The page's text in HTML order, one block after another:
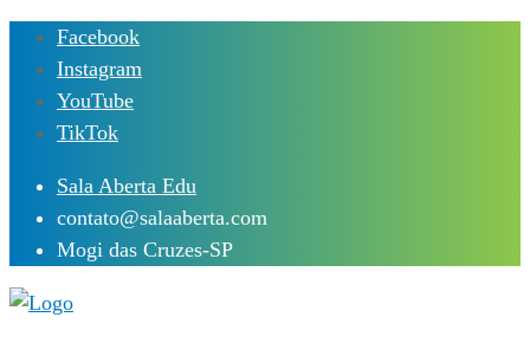
Skip
content
Facebook
Instagram
YouTube
TikTok
Sala Aberta Edu
contato@salaaberta.com
Mogi das Cruzes-SP